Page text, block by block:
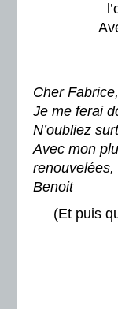
Cher Fabrice,
Je me ferai
N’oubliez
Avec mon
renouvelées,
Benoit
(Et puis